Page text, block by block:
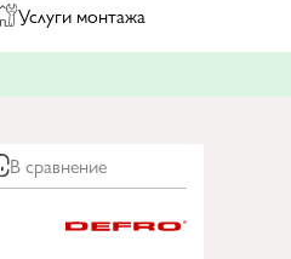
Услуги монтажа
В сравнение